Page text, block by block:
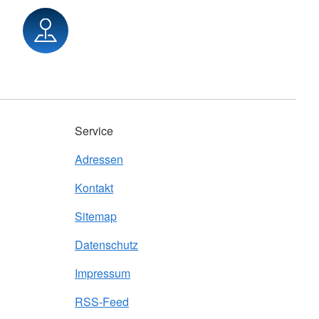
Service
Adressen
Kontakt
Sitemap
Datenschutz
Impressum
RSS-Feed